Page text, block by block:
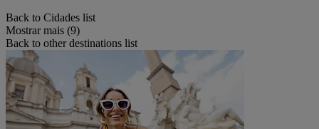
Back to Cidades list
Mostrar mais (9)
Back to other destinations list